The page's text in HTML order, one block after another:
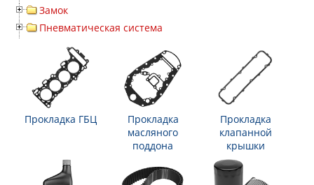
Замок
Пневматическая система
Прокладка ГБЦ
Прокладка
масляного
поддона
Прокладка
клапанной
крышки